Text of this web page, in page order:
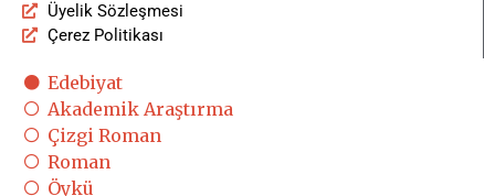
Üyelik Sözleşmesi
Çerez Politikası
Edebiyat
Akademik Araştırma
Çizgi Roman
Roman
Öykü